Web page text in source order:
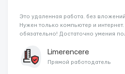
Это удаленная работа. без
Нужен только компьютер и
обязательно! Достаточно умения
задача: Общаться с клиентами
Limerencere
Прямой работодатель